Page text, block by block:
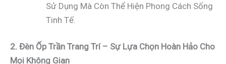
Sử Dụng Mà Còn Thể Hiện Phong Cách Sống
Tinh Tế.
2. Đèn Ốp Trần Trang Trí – Sự Lựa Chọn Hoàn Hảo Cho
Mọi Không Gian